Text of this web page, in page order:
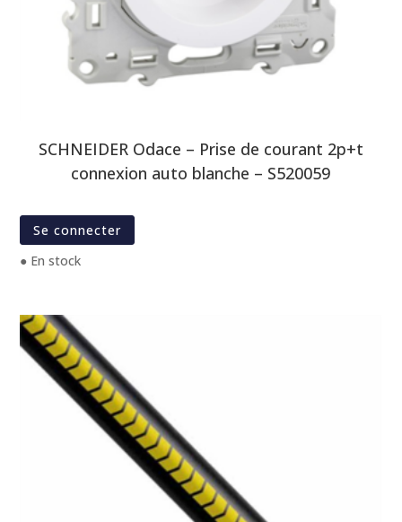
SCHNEIDER Odace – Prise de courant 2p+t
connexion auto blanche – S520059
Se connecter
● En stock